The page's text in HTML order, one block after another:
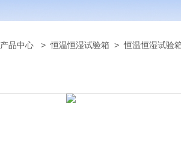
产品中心 >恒温恒湿试验箱 >恒温恒湿试验